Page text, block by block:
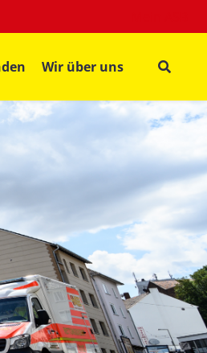
Wir über uns